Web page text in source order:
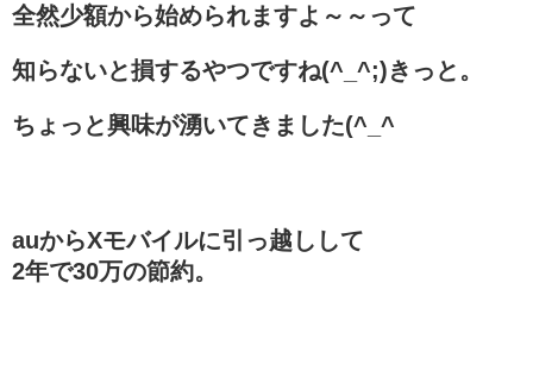
全然少額から始められますよ～～って
知らないと損するやつですね(^_^;)きっと。
ちょっと興味が湧いてきました(^_^
auからXモバイルに引っ越しして
2年で30万の節約。